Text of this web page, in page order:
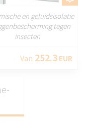
en geluidsisolatie
tegen
insecten
Van 252.3 EUR